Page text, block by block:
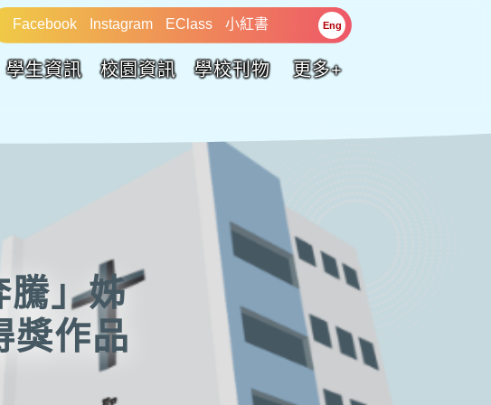
Facebook Instagram EClass 小紅書 Eng
學生資訊 校園資訊 學校刊物 更多+
騰」姊
獎作品